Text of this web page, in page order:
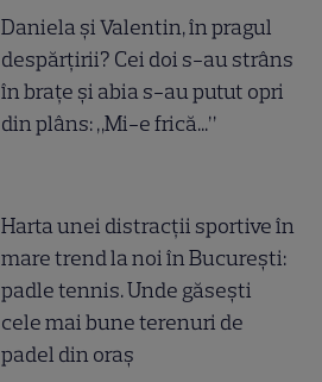
Daniela și Valentin, în pragul
despărțirii? Cei doi s-au strâns
în brațe și abia s-au putut opri
din plâns: „Mi-e frică...”
Harta unei distracții sportive în
mare trend la noi în București:
padle tennis. Unde găsești
cele mai bune terenuri de
padel din oraș